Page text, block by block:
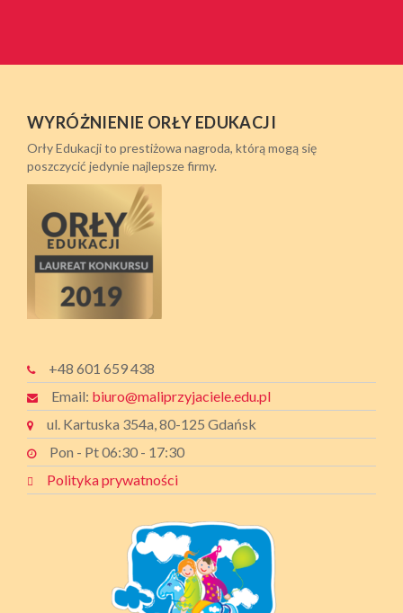
WYRÓŻNIENIE ORŁY EDUKACJI
Orły Edukacji to prestiżowa nagroda, którą mogą się
poszczycić jedynie najlepsze firmy.
+48 601 659 438
Email: biuro@maliprzyjaciele.edu.pl
ul. Kartuska 354a, 80-125 Gdańsk
Pon - Pt 06:30 - 17:30
Polityka prywatności